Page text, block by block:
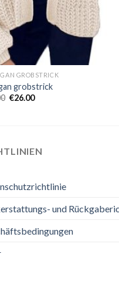
GROBSTRICK
grobstrick
€26.00
und